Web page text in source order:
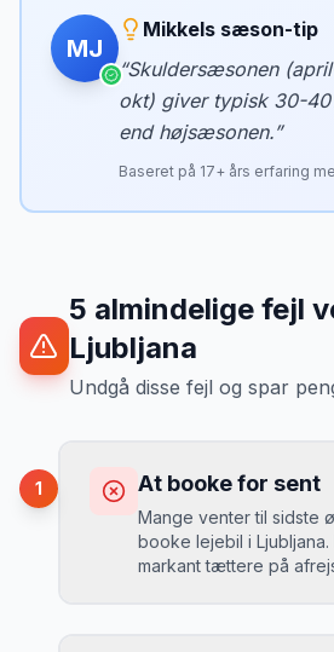
MJ
Mikkels sæson-tip
“Skuldersæsonen
okt) giver typisk 30-
end højsæsonen.”
Baseret på 17+ års erfaring
5 almindelige fejl
Ljubljana
Undgå disse fejl og spar
1 At booke for sent
Mange venter til sidste
booke lejebil i
markant tættere på